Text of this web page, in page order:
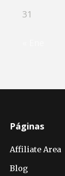
31
Páginas
Affiliate Area
Blog